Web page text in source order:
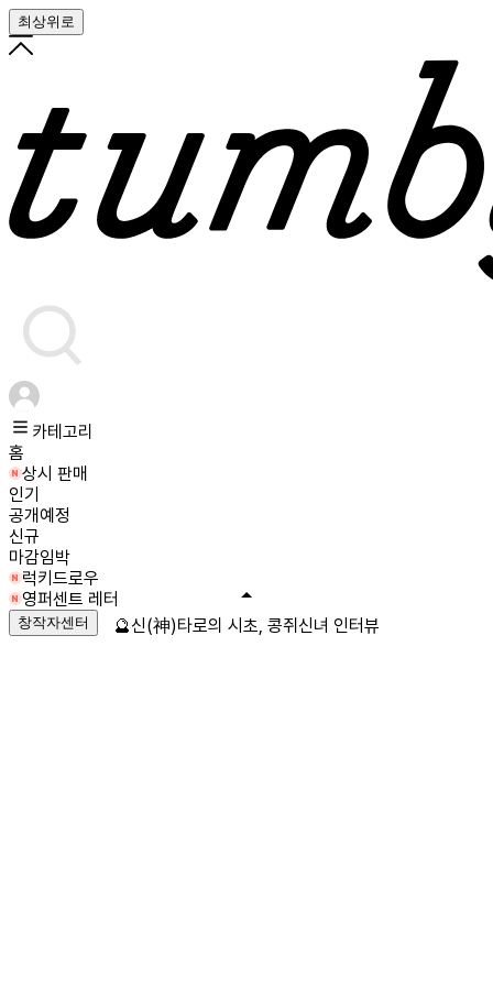
최상위로
카테고리
홈
상시 판매
인기
공개예정
신규
마감임박
럭키드로우
영퍼센트 레터
창작자센터 🔮신(神)타로의 시초, 콩쥐신녀 인터뷰